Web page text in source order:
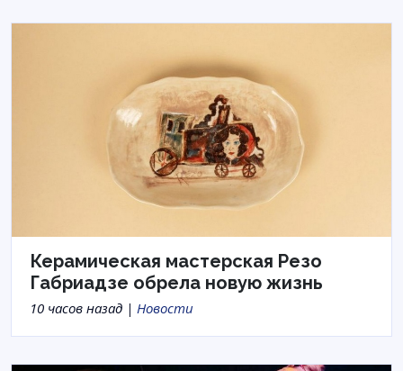
Керамическая мастерская Резо
Габриадзе обрела новую жизнь
10 часов назад | Новости